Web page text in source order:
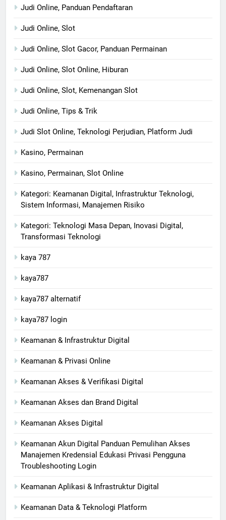
Judi Online, Panduan Pendaftaran
Judi Online, Slot
Judi Online, Slot Gacor, Panduan Permainan
Judi Online, Slot Online, Hiburan
Judi Online, Slot, Kemenangan Slot
Judi Online, Tips & Trik
Judi Slot Online, Teknologi Perjudian, Platform Judi
Kasino, Permainan
Kasino, Permainan, Slot Online
Kategori: Keamanan Digital, Infrastruktur Teknologi,
Sistem Informasi, Manajemen Risiko
Kategori: Teknologi Masa Depan, Inovasi Digital,
Transformasi Teknologi
kaya 787
kaya787
kaya787 alternatif
kaya787 login
Keamanan & Infrastruktur Digital
Keamanan & Privasi Online
Keamanan Akses & Verifikasi Digital
Keamanan Akses dan Brand Digital
Keamanan Akses Digital
Keamanan Akun Digital Panduan Pemulihan Akses
Manajemen Kredensial Edukasi Privasi Pengguna
Troubleshooting Login
Keamanan Aplikasi & Infrastruktur Digital
Keamanan Data & Teknologi Platform